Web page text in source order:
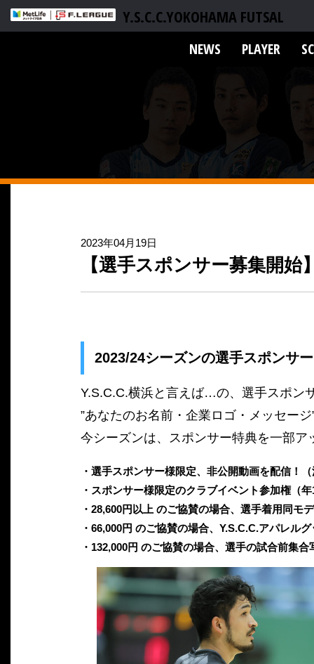
Y.S.C.C.YOKOHAMA FUTSAL
NEWS PLAYER
2023年04月19日
【選手スポンサー募集開
2023/24シーズンの選手スポンサ
Y.S.C.C.横浜と言えば…の、選手スポン
”あなたのお名前・企業ロゴ・メッセー
今シーズンは、スポンサー特典を一部
・選手スポンサー様限定、非公開動画を配信！
・スポンサー様限定のクラブイベント参加権（
・28,600円以上 のご協賛の場合、選手着用同モ
・66,000円 のご協賛の場合、Y.S.C.C.アパレル
・132,000円 のご協賛の場合、選手の試合前集